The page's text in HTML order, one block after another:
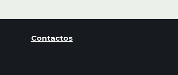
Contactos